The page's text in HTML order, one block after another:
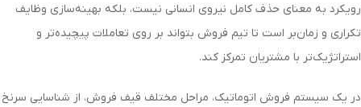
رویکرد به معنای حذف کامل نیروی انسانی نیست، بلکه بهینه‌سازی وظایف
تکراری و زمان‌بر است تا تیم فروش بتواند بر روی تعاملات پیچیده‌تر و
استراتژیک‌تر با مشتریان تمرکز کند.
در یک سیستم فروش اتوماتیک، مراحل مختلف قیف فروش، از شناسایی سرنخ